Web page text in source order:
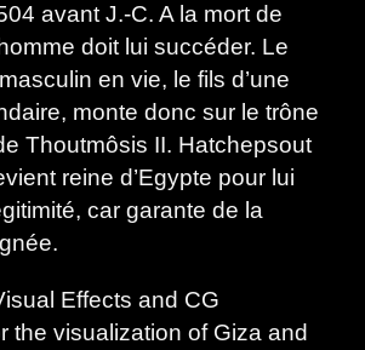
avant J.-C. A la mort de
doit lui succéder. Le
en vie, le fils d’une
monte donc sur le trône
Thoutmôsis II. Hatchepsout
reine d’Egypte pour lui
car garante de la
Effects and CG
the visualization of Giza and